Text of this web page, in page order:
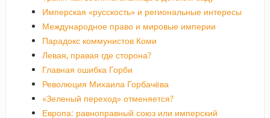
Имперская «русскость» и региональные интересы
Международное право и мировые империи
Парадокс коммунистов Коми
Левая, правая где сторона?
Главная ошибка Горби
Революция Михаила Горбачёва
«Зеленый переход» отменяется?
Европа: равноправный союз или имперский